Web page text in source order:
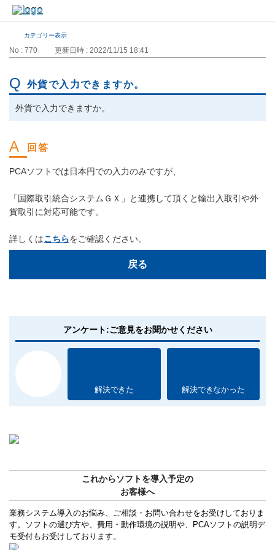
カテゴリー表示
No : 770 更新日時 : 2022/11/15 18:41
外貨で入力できますか。
外貨で入力できますか。
PCAソフトでは日本円での入力のみですが、
「国際取引統合システムＧＸ」と連携して頂くと輸出入取引や外
貨取引に対応可能です。
詳しくはこちらをご確認ください。
戻る
アンケート:ご意見をお聞かせください
解決できた 解決できなかった
これからソフトを導入予定の
お客様へ
業務システム導入のお悩み、ご相談・お問い合わせをお受けしておりま
す。ソフトの選び方や、費用・動作環境の説明や、PCAソフトの説明デ
モ受付もお受けしております。